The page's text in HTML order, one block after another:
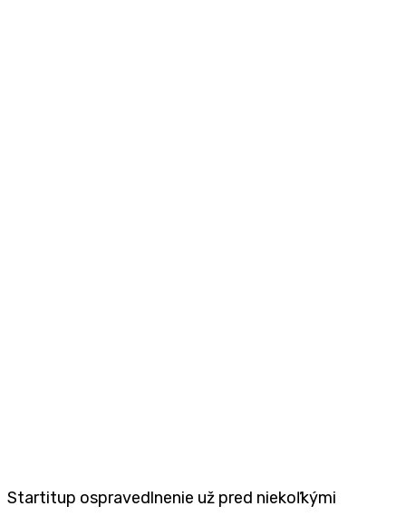
Startitup ospravedlnenie už pred niekoľkými